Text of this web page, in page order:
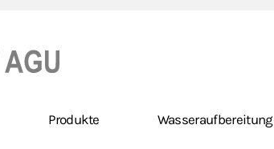
Produkte Wasseraufbereitung